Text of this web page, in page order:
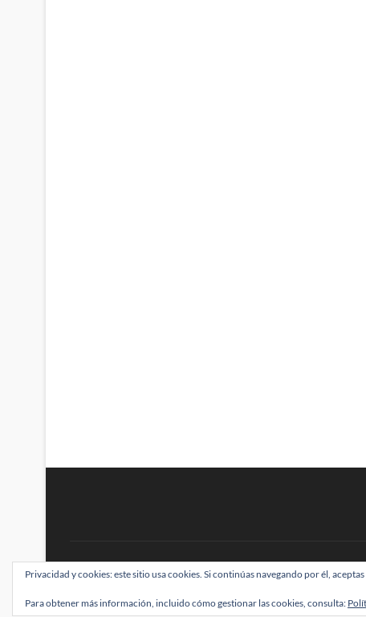
BRAINSTOMPING| Diseñado por:Theme Freesia|WordPress| ©
Privacidad y cookies: este sitio usa cookies. Si continúas navegando por él, aceptas
Para obtener más información, incluido cómo gestionar las cookies, consulta: